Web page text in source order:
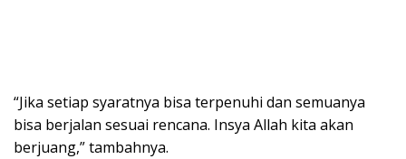
“Jika setiap syaratnya bisa terpenuhi dan semuanya
bisa berjalan sesuai rencana. Insya Allah kita akan
berjuang,” tambahnya.